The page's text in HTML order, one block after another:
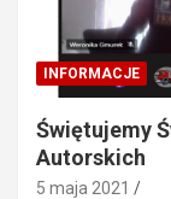
INFORMACJE
Świętujemy
Autorskich
5 maja 2021